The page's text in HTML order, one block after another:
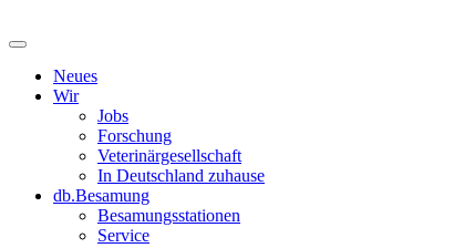
Neues
Wir
Jobs
Forschung
Veterinärgesellschaft
In Deutschland zuhause
db.Besamung
Besamungsstationen
Service